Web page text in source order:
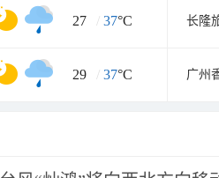
27 / 37°C 长隆
29 / 37°C